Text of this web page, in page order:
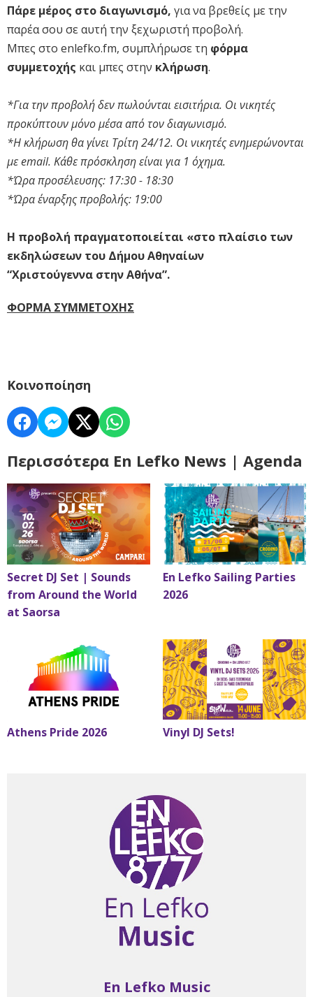
Πάρε μέρος στο διαγωνισμό, για να βρεθείς με την
παρέα σου σε αυτή την ξεχωριστή προβολή.
Μπες στο enlefko.fm, συμπλήρωσε τη φόρμα
συμμετοχής και μπες στην κλήρωση.
*Για την προβολή δεν πωλούνται εισιτήρια. Οι νικητές
προκύπτουν μόνο μέσα από τον διαγωνισμό.
*Η κλήρωση θα γίνει Τρίτη 24/12. Οι νικητές ενημερώνονται
με email. Κάθε πρόσκληση είναι για 1 όχημα.
*Ώρα προσέλευσης: 17:30 - 18:30
*Ώρα έναρξης προβολής: 19:00
Η προβολή πραγματοποιείται «στο πλαίσιο των
εκδηλώσεων του Δήμου Αθηναίων
“Χριστούγεννα στην Αθήνα”.
ΦΟΡΜΑ ΣΥΜΜΕΤΟΧΗΣ
Κοινοποίηση
Περισσότερα En Lefko News | Agenda
Secret DJ Set | Sounds
from Around the World
at Saorsa
En Lefko Sailing Parties
2026
Athens Pride 2026 Vinyl DJ Sets!
En Lefko Music